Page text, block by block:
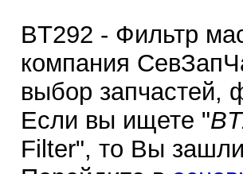
BT292 - Фильтр
компания
выбор запчастей,
Если вы ищете "
Filter", то Вы